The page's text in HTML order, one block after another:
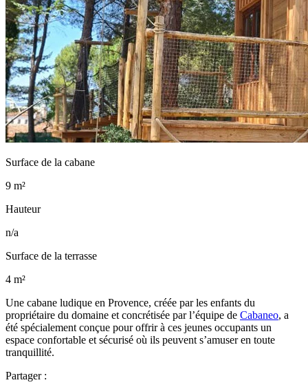
Surface de la cabane
9 m²
Hauteur
n/a
Surface de la terrasse
4 m²
Une cabane ludique en Provence, créée par les enfants du
propriétaire du domaine et concrétisée par l’équipe de Cabaneo, a
été spécialement conçue pour offrir à ces jeunes occupants un
espace confortable et sécurisé où ils peuvent s’amuser en toute
tranquillité.
Partager :